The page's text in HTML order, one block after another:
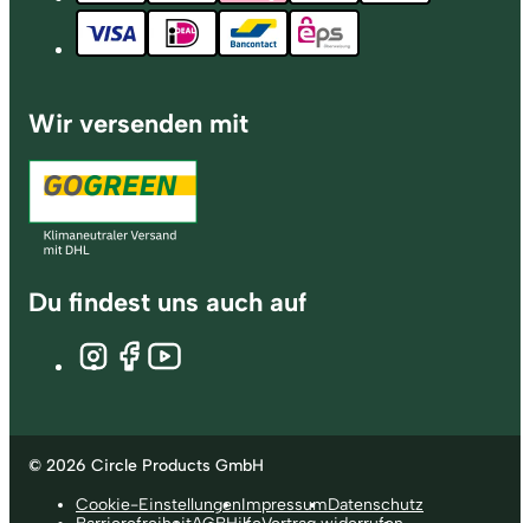
Wir versenden mit
Du findest uns auch auf
© 2026 Circle Products GmbH
Cookie-EinstellungenImpressumDatenschutz